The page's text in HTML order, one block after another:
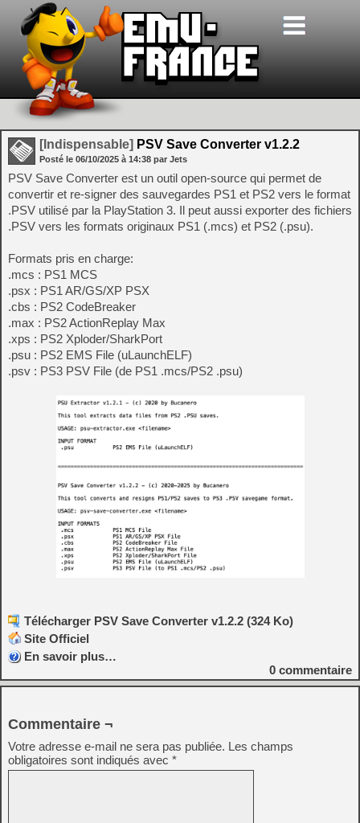
[Indispensable] PSV Save Converter v1.2.2
Posté le 06/10/2025 à 14:38 par Jets
PSV Save Converter est un outil open-source qui permet de
convertir et re-signer des sauvegardes PS1 et PS2 vers le format
.PSV utilisé par la PlayStation 3. Il peut aussi exporter des fichiers
.PSV vers les formats originaux PS1 (.mcs) et PS2 (.psu).
Formats pris en charge:
.mcs : PS1 MCS
.psx : PS1 AR/GS/XP PSX
.cbs : PS2 CodeBreaker
.max : PS2 ActionReplay Max
.xps : PS2 Xploder/SharkPort
.psu : PS2 EMS File (uLaunchELF)
.psv : PS3 PSV File (de PS1 .mcs/PS2 .psu)
Télécharger PSV Save Converter v1.2.2 (324 Ko)
Site Officiel
En savoir plus…
0 commentaire
Commentaire ¬
Votre adresse e-mail ne sera pas publiée. Les champs
obligatoires sont indiqués avec *